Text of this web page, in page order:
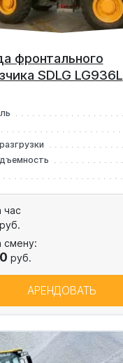
фронтального
SDLG LG936L
час
руб.
смену:
руб.
АРЕНДОВАТЬ